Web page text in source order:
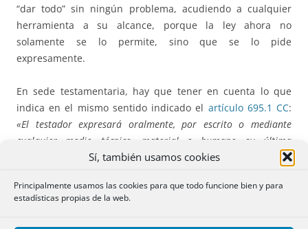
Sí, también usamos cookies
Principalmente usamos las cookies para que todo funcione bien y para
estadísticas propias de la web.
“dar todo” sin ningún problema, acudiendo a cualquier
herramienta a su alcance, porque la ley ahora no
solamente se lo permite, sino que se lo pide
expresamente.
En sede testamentaria, hay que tener en cuenta lo que
indica en el mismo sentido indicado el artículo 695.1 CC:
«El testador expresará oralmente, por escrito o mediante
cualquier medio técnico, material o humano su última
voluntad al Notario.”
Así como el 695.3:“Cuando el testador tenga dificultad o
imposibilidad para leer el testamento o para oír la lectura de